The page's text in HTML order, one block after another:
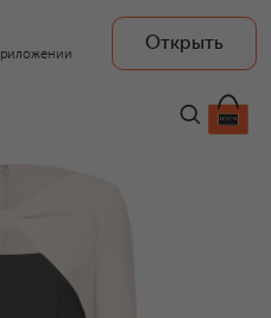
Открыть
489 500 ₽